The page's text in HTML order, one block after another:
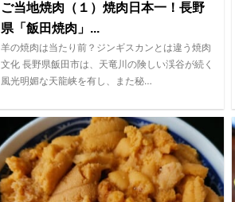
ご当地焼肉（１）焼肉日本一！長野
県「飯田焼肉」...
羊の焼肉は当たり前？ジンギスカンとは違う焼肉
文化 長野県飯田市は、天竜川の険しい渓谷が続く
風光明媚な天龍峡を有し、また秘…